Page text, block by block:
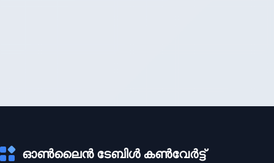
ഓൺലൈൻ ടേബിൾ കൺവേർട്ട്